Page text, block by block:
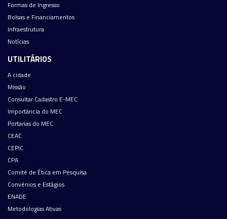
Formas de Ingresso
Bolsas e Financiamentos
Infraestrutura
Notícias
UTILITÁRIOS
A cidade
Missão
Consultar Cadastro E-MEC
Importância do MEC
Portarias do MEC
CEAC
CEPIC
CPA
Comitê de Ética em Pesquisa
Convênios e Estágios
ENADE
Metodologias Ativas